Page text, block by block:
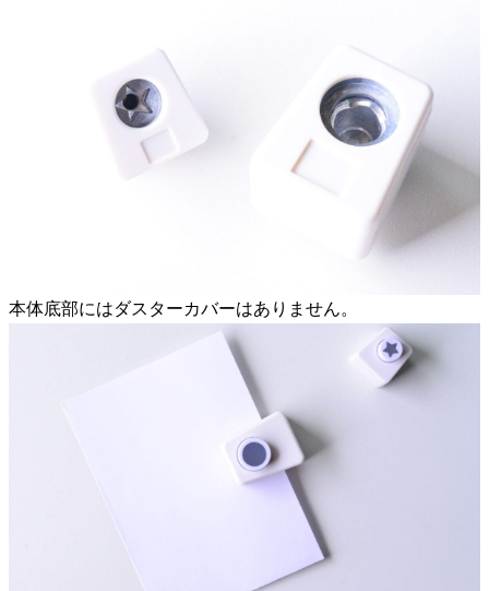
本体底部にはダスターカバーはありません。